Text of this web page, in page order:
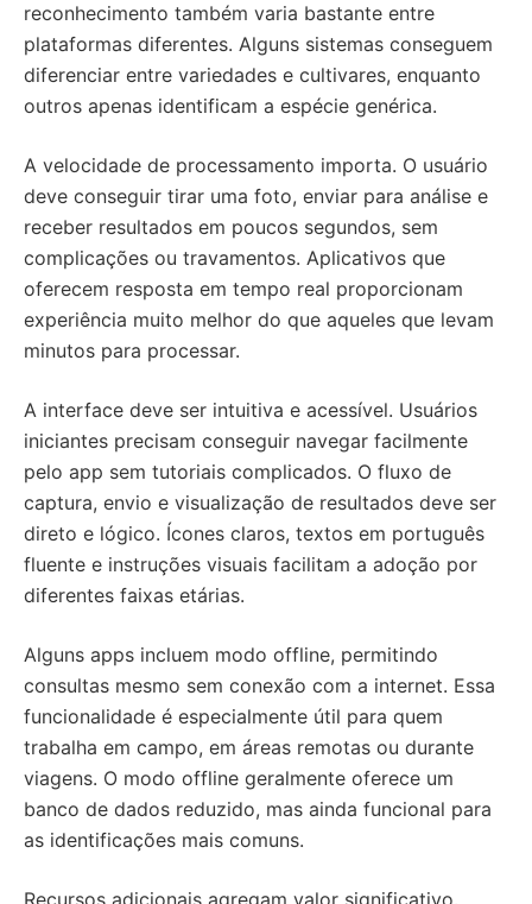
reconhecimento também varia bastante entre
plataformas diferentes. Alguns sistemas conseguem
diferenciar entre variedades e cultivares, enquanto
outros apenas identificam a espécie genérica.
A velocidade de processamento importa. O usuário
deve conseguir tirar uma foto, enviar para análise e
receber resultados em poucos segundos, sem
complicações ou travamentos. Aplicativos que
oferecem resposta em tempo real proporcionam
experiência muito melhor do que aqueles que levam
minutos para processar.
A interface deve ser intuitiva e acessível. Usuários
iniciantes precisam conseguir navegar facilmente
pelo app sem tutoriais complicados. O fluxo de
captura, envio e visualização de resultados deve ser
direto e lógico. Ícones claros, textos em português
fluente e instruções visuais facilitam a adoção por
diferentes faixas etárias.
Alguns apps incluem modo offline, permitindo
consultas mesmo sem conexão com a internet. Essa
funcionalidade é especialmente útil para quem
trabalha em campo, em áreas remotas ou durante
viagens. O modo offline geralmente oferece um
banco de dados reduzido, mas ainda funcional para
as identificações mais comuns.